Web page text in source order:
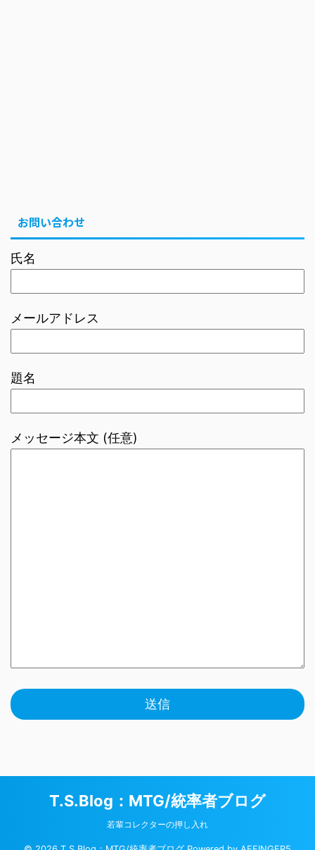
お問い合わせ
氏名
メールアドレス
題名
メッセージ本文 (任意)
T.S.Blog：MTG/統率者ブログ
若輩コレクターの押し入れ